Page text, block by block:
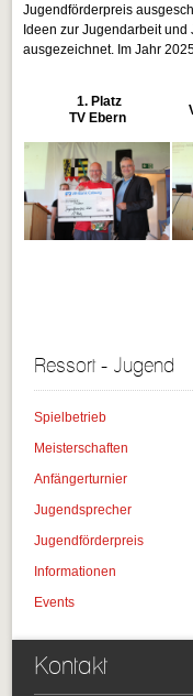
Jugendförderpreis
Ideen zur Jugendarbeit
ausgezeichnet. Im Jahr
1. Platz
TV Ebern
Ressort - Jugend
Spielbetrieb
Meisterschaften
Anfängerturnier
Jugendsprecher
Jugendförderpreis
Informationen
Events
Kontakt